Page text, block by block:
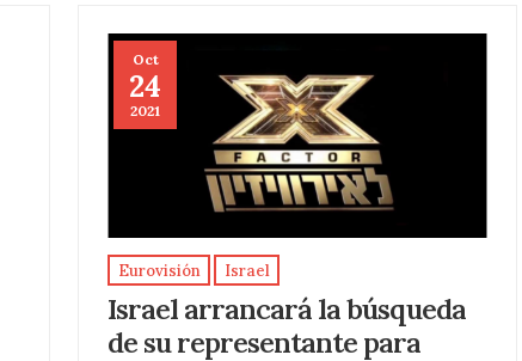
Oct
24
2021
Eurovisión Israel
Israel arrancará la búsqueda
de su representante para